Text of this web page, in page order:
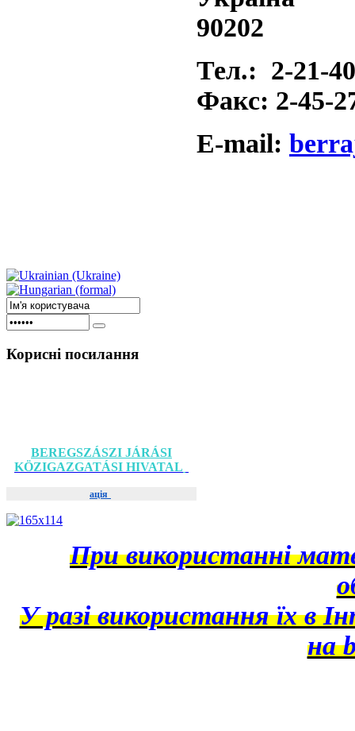
90202
Тел.: 2-21-40
Факс: 2-45-
Е-mail:
Корисні посилання
BEREGSZÁSZI JÁRÁSI
KÖZIGAZGATÁSI HIVATAL
ація
При використанні
У разі використання їх в
на